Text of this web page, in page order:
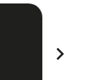
chevron_right